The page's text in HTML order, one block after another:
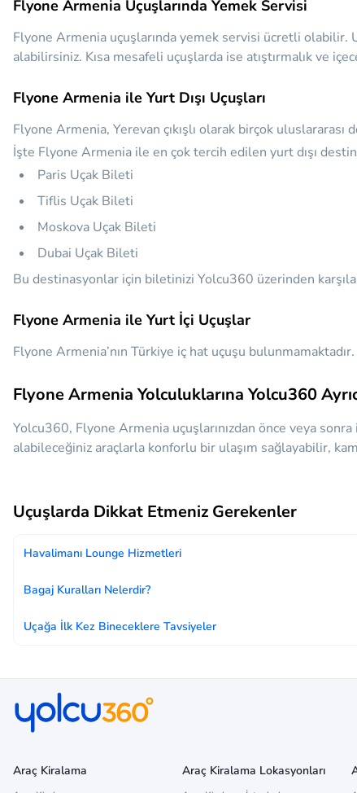
Flyone Armenia Uçuşlarında Yemek Servisi
Flyone Armenia uçuşlarında yemek servisi ücretli olabilir.
alabilirsiniz. Kısa mesafeli uçuşlarda ise atıştırmalık ve
Flyone Armenia ile Yurt Dışı Uçuşları
Flyone Armenia, Yerevan çıkışlı olarak birçok
İşte Flyone Armenia ile en çok tercih edilen yurt dışı
Paris Uçak Bileti
Tiflis Uçak Bileti
Moskova Uçak Bileti
Dubai Uçak Bileti
Bu destinasyonlar için biletinizi Yolcu360 üzerinden
Flyone Armenia ile Yurt İçi Uçuşlar
Flyone Armenia’nın Türkiye iç hat uçuşu
Flyone Armenia Yolculuklarına Yolcu360
Yolcu360, Flyone Armenia uçuşlarınızdan önce veya
alabileceğiniz araçlarla konforlu bir ulaşım sağlayabilir,
Uçuşlarda Dikkat Etmeniz Gerekenler
Havalimanı Lounge Hizmetleri
Bagaj Kuralları Nelerdir?
Uçağa İlk Kez Bineceklere Tavsiyeler
Araç Kiralama Araç Kiralama Lokasyonları